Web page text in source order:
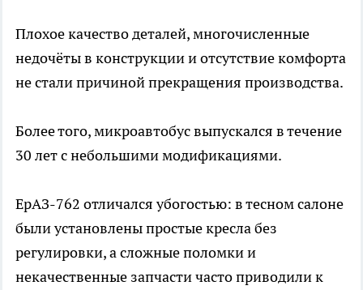
Плохое качество деталей, многочисленные
недочёты в конструкции и отсутствие комфорта
не стали причиной прекращения производства.
Более того, микроавтобус выпускался в течение
30 лет с небольшими модификациями.
ЕрАЗ-762 отличался убогостью: в тесном салоне
были установлены простые кресла без
регулировки, а сложные поломки и
некачественные запчасти часто приводили к